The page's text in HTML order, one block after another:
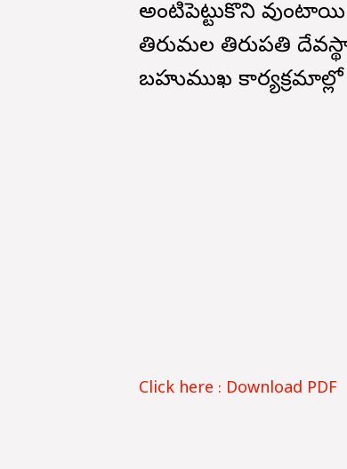
అంటిపెట్టుకొని
తిరుమల తిరుపతి
బహుముఖ కార్యక్రమాల్లో
Click here : Download PDF